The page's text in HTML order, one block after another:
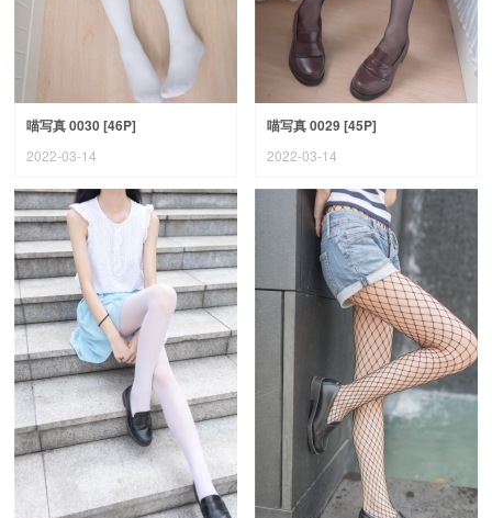
喵写真 0030 [46P]
2022-03-14
喵写真 0029 [45P]
2022-03-14